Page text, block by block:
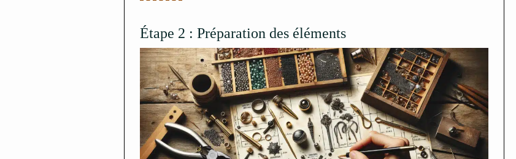
Étape 2 : Préparation des éléments